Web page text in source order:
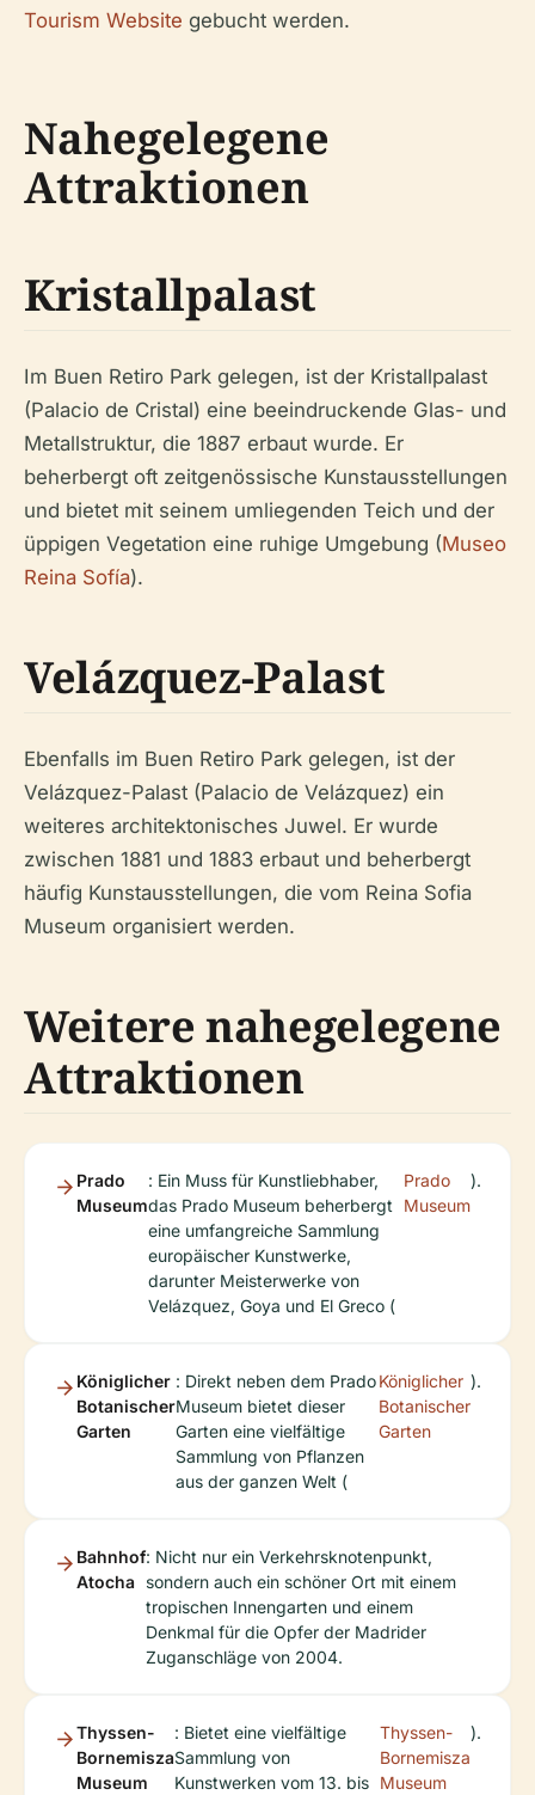
Tourism Website gebucht werden.
Nahegelegene
Attraktionen
Kristallpalast
Im Buen Retiro Park gelegen, ist der Kristallpalast
(Palacio de Cristal) eine beeindruckende Glas- und
Metallstruktur, die 1887 erbaut wurde. Er
beherbergt oft zeitgenössische Kunstausstellungen
und bietet mit seinem umliegenden Teich und der
üppigen Vegetation eine ruhige Umgebung (Museo
Reina Sofía).
Velázquez-Palast
Ebenfalls im Buen Retiro Park gelegen, ist der
Velázquez-Palast (Palacio de Velázquez) ein
weiteres architektonisches Juwel. Er wurde
zwischen 1881 und 1883 erbaut und beherbergt
häufig Kunstausstellungen, die vom Reina Sofia
Museum organisiert werden.
Weitere nahegelegene
Attraktionen
Prado
Museum
: Ein Muss für Kunstliebhaber,
das Prado Museum beherbergt
eine umfangreiche Sammlung
europäischer Kunstwerke,
darunter Meisterwerke von
Velázquez, Goya und El Greco (
Prado
Museum
).
Königlicher
Botanischer
Garten
: Direkt neben dem Prado
Museum bietet dieser
Garten eine vielfältige
Sammlung von Pflanzen
aus der ganzen Welt (
Königlicher
Botanischer
Garten
).
Bahnhof
Atocha
: Nicht nur ein Verkehrsknotenpunkt,
sondern auch ein schöner Ort mit einem
tropischen Innengarten und einem
Denkmal für die Opfer der Madrider
Zuganschläge von 2004.
Thyssen-
Bornemisza
Museum
: Bietet eine vielfältige
Sammlung von
Kunstwerken vom 13. bis
Thyssen-
Bornemisza
Museum
).